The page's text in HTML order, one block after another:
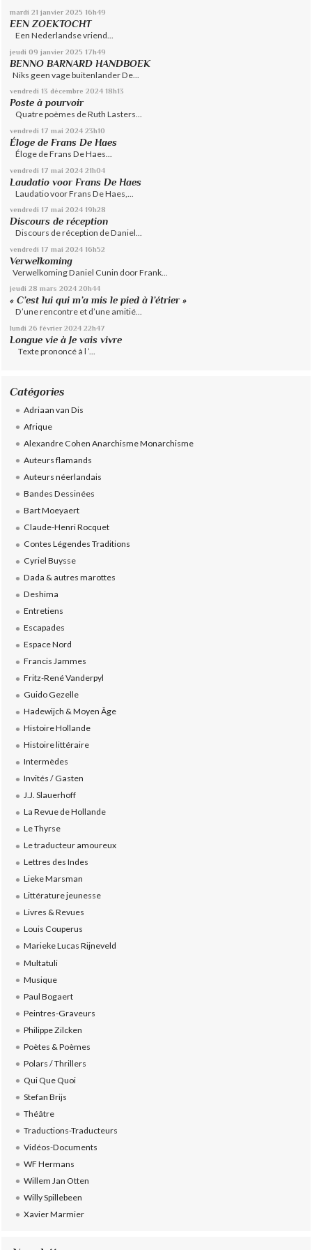
mardi 21 janvier 2025 16h49
EEN ZOEKTOCHT
Een Nederlandse vriend...
jeudi 09 janvier 2025 17h49
BENNO BARNARD HANDBOEK
Niks geen vage buitenlander De...
vendredi 13 décembre 2024 18h13
Poste à pourvoir
Quatre poèmes de Ruth Lasters...
vendredi 17 mai 2024 23h10
Éloge de Frans De Haes
Éloge de Frans De Haes...
vendredi 17 mai 2024 21h04
Laudatio voor Frans De Haes
Laudatio voor Frans De Haes,...
vendredi 17 mai 2024 19h28
Discours de réception
Discours de réception de Daniel...
vendredi 17 mai 2024 16h52
Verwelkoming
Verwelkoming Daniel Cunin door Frank...
jeudi 28 mars 2024 20h44
« C’est lui qui m’a mis le pied à l’étrier »
D’une rencontre et d’une amitié...
lundi 26 février 2024 22h47
Longue vie à Je vais vivre
Texte prononcé à l ’...
Catégories
Adriaan van Dis
Afrique
Alexandre Cohen Anarchisme Monarchisme
Auteurs flamands
Auteurs néerlandais
Bandes Dessinées
Bart Moeyaert
Claude-Henri Rocquet
Contes Légendes Traditions
Cyriel Buysse
Dada & autres marottes
Deshima
Entretiens
Escapades
Espace Nord
Francis Jammes
Fritz-René Vanderpyl
Guido Gezelle
Hadewijch & Moyen Âge
Histoire Hollande
Histoire littéraire
Intermèdes
Invités / Gasten
J.J. Slauerhoff
La Revue de Hollande
Le Thyrse
Le traducteur amoureux
Lettres des Indes
Lieke Marsman
Littérature jeunesse
Livres & Revues
Louis Couperus
Marieke Lucas Rijneveld
Multatuli
Musique
Paul Bogaert
Peintres-Graveurs
Philippe Zilcken
Poètes & Poèmes
Polars / Thrillers
Qui Que Quoi
Stefan Brijs
Théâtre
Traductions-Traducteurs
Vidéos-Documents
WF Hermans
Willem Jan Otten
Willy Spillebeen
Xavier Marmier